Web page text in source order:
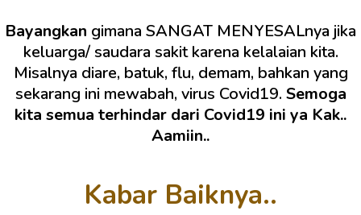
Bayangkan gimana SANGAT MENYESALnya jika
keluarga/ saudara sakit karena kelalaian kita.
Misalnya diare, batuk, flu, demam, bahkan yang
sekarang ini mewabah, virus Covid19. Semoga
kita semua terhindar dari Covid19 ini ya Kak..
Aamiin..
Kabar Baiknya..